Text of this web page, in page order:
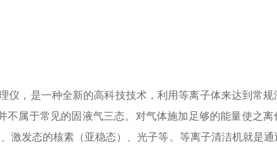
仪，是一种全新的高科技技术，利用等离子体来达到常规
属于常见的固液气三态。对气体施加足够的能量使之离
激发态的核素（亚稳态）、光子等。等离子清洁机就是